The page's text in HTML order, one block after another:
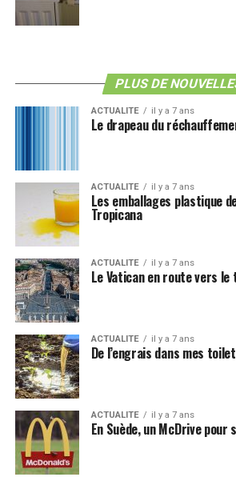
PLUS DE
ACTUALITE il y a 7 ans
Le drapeau du
ACTUALITE il y a 7 ans
Les emballages plastique
Tropicana
ACTUALITE il y a 7 ans
Le Vatican en route vers
ACTUALITE il y a 7 ans
De l’engrais dans mes
ACTUALITE il y a 7 ans
En Suède, un McDrive pour